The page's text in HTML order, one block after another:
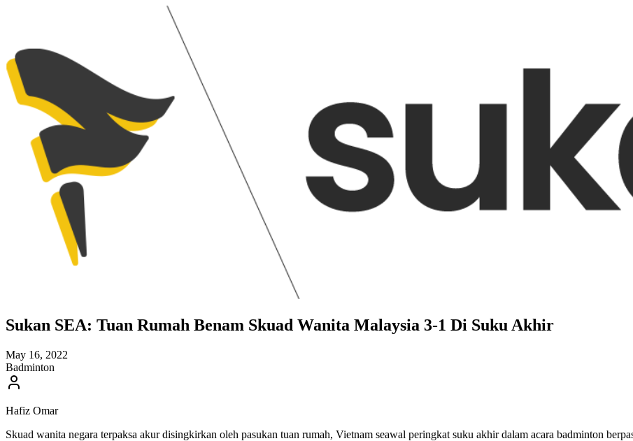
Sukan SEA: Tuan Rumah Benam Skuad Wanita Malaysia 3-1 Di Suku Akhir
May 16, 2022
Badminton
Hafiz Omar
Skuad wanita negara terpaksa akur disingkirkan oleh pasukan tuan rumah, Vietnam seawal peringkat suku akhir dalam acara badminton